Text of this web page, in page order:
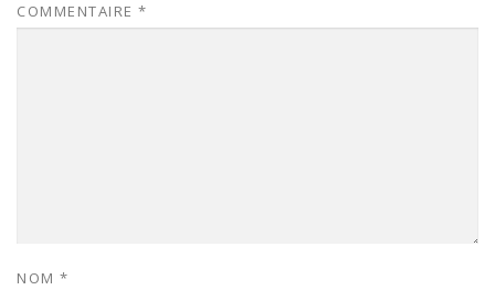
COMMENTAIRE *
NOM *